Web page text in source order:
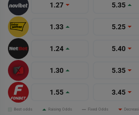
1.27 5.35
1.33 5.25
1.24 5.40
1.30 5.35
1.55 3.45
Best odds Raising Odds Fixed Odds